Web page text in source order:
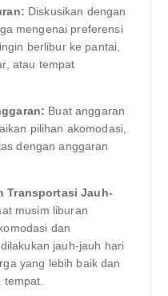
Diskusikan dengan
mengenai preferensi
berlibur ke pantai,
atau tempat
Buat anggaran
pilihan akomodasi,
dengan anggaran
Transportasi Jauh-
musim liburan
dan
jauh-jauh hari
yang lebih baik dan